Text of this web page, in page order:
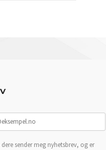
sender meg nyhetsbrev, og er